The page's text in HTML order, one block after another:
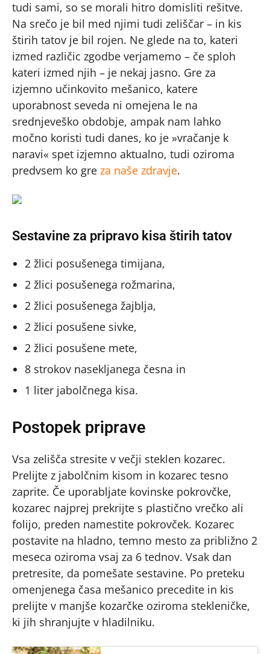
tudi sami, so se morali hitro domisliti rešitve.
Na srečo je bil med njimi tudi zeliščar – in kis
štirih tatov je bil rojen. Ne glede na to, kateri
izmed različic zgodbe verjamemo – če sploh
kateri izmed njih – je nekaj jasno. Gre za
izjemno učinkovito mešanico, katere
uporabnost seveda ni omejena le na
srednjeveško obdobje, ampak nam lahko
močno koristi tudi danes, ko je »vračanje k
naravi« spet izjemno aktualno, tudi oziroma
predvsem ko gre za naše zdravje.
Sestavine za pripravo kisa štirih tatov
2 žlici posušenega timijana,
2 žlici posušenega rožmarina,
2 žlici posušenega žajblja,
2 žlici posušene sivke,
2 žlici posušene mete,
8 strokov nasekljanega česna in
1 liter jabolčnega kisa.
Postopek priprave
Vsa zelišča stresite v večji steklen kozarec.
Prelijte z jabolčnim kisom in kozarec tesno
zaprite. Če uporabljate kovinske pokrovčke,
kozarec najprej prekrijte s plastično vrečko ali
folijo, preden namestite pokrovček. Kozarec
postavite na hladno, temno mesto za približno 2
meseca oziroma vsaj za 6 tednov. Vsak dan
pretresite, da pomešate sestavine. Po preteku
omenjenega časa mešanico precedite in kis
prelijte v manjše kozarčke oziroma stekleničke,
ki jih shranjujte v hladilniku.